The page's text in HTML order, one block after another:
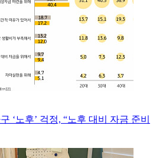
‘노후’ 걱정, “노후 대비 자금 준비